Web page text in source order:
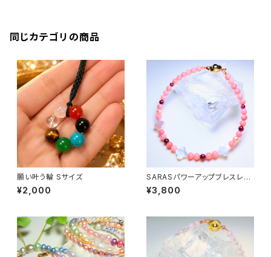
同じカテゴリの商品
願い叶う輪 Sサイズ
¥2,000
SARASパワーアップブレスレッ
ト
¥3,800